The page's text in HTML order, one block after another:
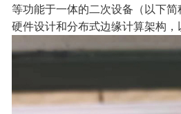
等功能于一体的二次设备（以下
硬件设计和分布式边缘计算架构，